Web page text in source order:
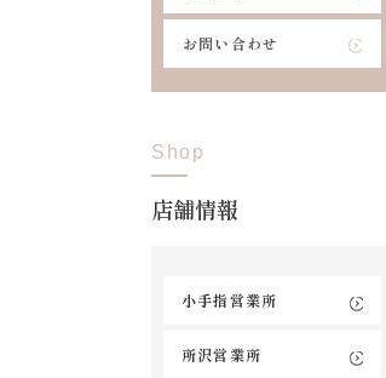
お問い合わせ
Shop
店舗情報
小手指営業所
所沢営業所